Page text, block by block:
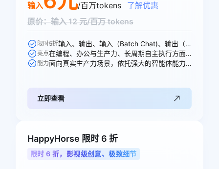
输入 /百万tokens
了解优惠
原价：输入 12 元/百万 tokens
限时5折 输入、输出、输入（Batch Chat)、输出（Batch Chat)、显式缓存创建、显式缓存命中 6 个模型计费价格可参与活动
亮点 在编程、办公与生产力、长周期自主执行方面均能出色胜任各项任务
能力 面向真实生产力场景，依托强大的智能体能力，全面重塑专业工作流
立即查看
HappyHorse 限时 6 折
限时 6 折，影视级创意、极致细节